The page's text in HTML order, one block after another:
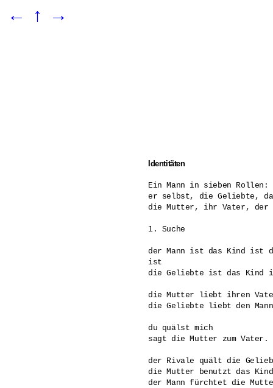
← ↑ →
Identitäten
Ein Mann in sieben Rollen:
er selbst, die Geliebte,
die Mutter, ihr Vater, der
1. Suche
der Mann ist das Kind ist
ist
die Geliebte ist das Kind
die Mutter liebt ihren
die Geliebte liebt den
du quälst mich
sagt die Mutter zum Vater.
der Rivale quält die
die Mutter benutzt das Kind
der Mann fürchtet die